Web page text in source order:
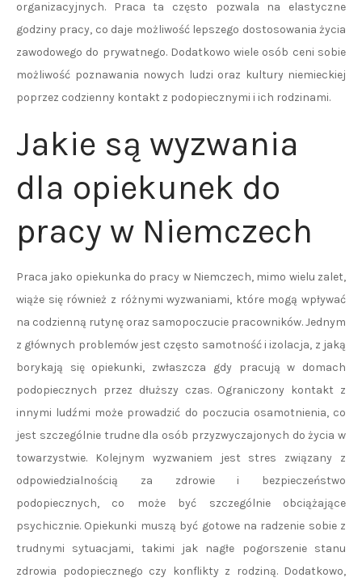
organizacyjnych. Praca ta często pozwala na elastyczne
godziny pracy, co daje możliwość lepszego dostosowania życia
zawodowego do prywatnego. Dodatkowo wiele osób ceni sobie
możliwość poznawania nowych ludzi oraz kultury niemieckiej
poprzez codzienny kontakt z podopiecznymi i ich rodzinami.
Jakie są wyzwania
dla opiekunek do
pracy w Niemczech
Praca jako opiekunka do pracy w Niemczech, mimo wielu zalet,
wiąże się również z różnymi wyzwaniami, które mogą wpływać
na codzienną rutynę oraz samopoczucie pracowników. Jednym
z głównych problemów jest często samotność i izolacja, z jaką
borykają się opiekunki, zwłaszcza gdy pracują w domach
podopiecznych przez dłuższy czas. Ograniczony kontakt z
innymi ludźmi może prowadzić do poczucia osamotnienia, co
jest szczególnie trudne dla osób przyzwyczajonych do życia w
towarzystwie. Kolejnym wyzwaniem jest stres związany z
odpowiedzialnością za zdrowie i bezpieczeństwo
podopiecznych, co może być szczególnie obciążające
psychicznie. Opiekunki muszą być gotowe na radzenie sobie z
trudnymi sytuacjami, takimi jak nagłe pogorszenie stanu
zdrowia podopiecznego czy konflikty z rodziną. Dodatkowo,